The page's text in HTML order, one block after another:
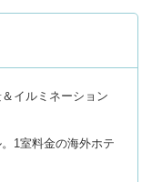
イルミネーション
1室料金の海外ホテ